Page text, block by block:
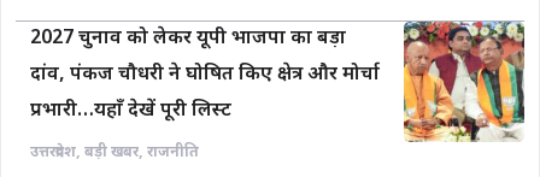
2027 चुनाव को लेकर यूपी भाजपा का बड़ा
दांव, पंकज चौधरी ने घोषित किए क्षेत्र और मोर्चा
प्रभारी…यहाँ देखें पूरी लिस्ट
उत्तरप्रदेश, बड़ी खबर, राजनीति